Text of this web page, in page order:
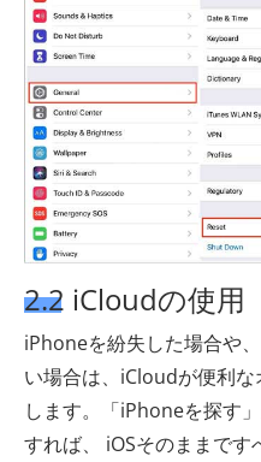
2.2 iCloudの使用
iPhoneを紛失した場合や
い場合は、iCloudが便利
します。「iPhoneを探す
すれば、 iOSそのままで